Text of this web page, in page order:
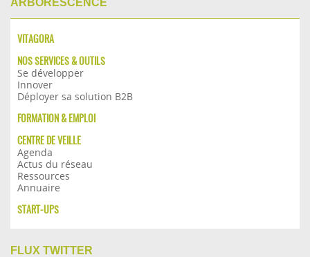
ARBORESCENCE
VITAGORA
NOS SERVICES & OUTILS
Se développer
Innover
Déployer sa solution B2B
FORMATION & EMPLOI
CENTRE DE VEILLE
Agenda
Actus du réseau
Ressources
Annuaire
START-UPS
FLUX TWITTER